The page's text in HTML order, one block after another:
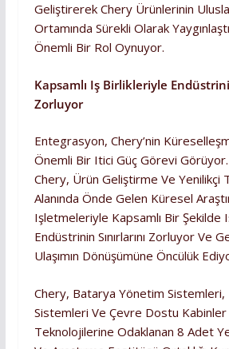
Geliştirerek Chery Ürünlerinin
Ortamında Sürekli Olarak
Önemli Bir Rol Oynuyor.
Kapsamlı Iş Birlikleriyle
Zorluyor
Entegrasyon, Chery’nin
Önemli Bir Itici Güç Görevi
Chery, Ürün Geliştirme Ve Yenilikçi
Alanında Önde Gelen Küresel
Işletmeleriyle Kapsamlı Bir Şekilde
Endüstrinin Sınırlarını Zorluyor Ve
Ulaşımın Dönüşümüne Öncülük
Chery, Batarya Yönetim
Sistemleri Ve Çevre Dostu Kabinler
Teknolojilerine Odaklanan 8 Adet